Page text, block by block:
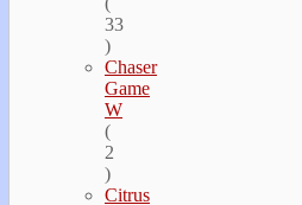
33
)
Chaser
Game
W
(
2
)
Citrus